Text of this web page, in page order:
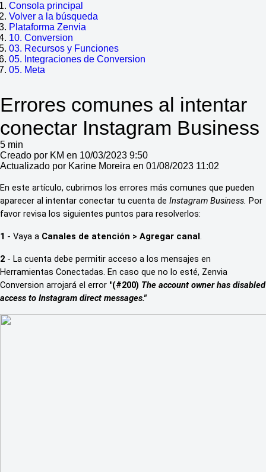
Consola principal
Volver a la búsqueda
Plataforma Zenvia
10. Conversion
03. Recursos y Funciones
05. Integraciones de Conversion
05. Meta
Errores comunes al intentar
conectar Instagram Business
5 min
Creado por KM en 10/03/2023 9:50
Actualizado por Karine Moreira en 01/08/2023 11:02
En este artículo, cubrimos los errores más comunes que pueden
aparecer al intentar conectar tu cuenta de Instagram Business. Por
favor revisa los siguientes puntos para resolverlos:
1 - Vaya a Canales de atención > Agregar canal.
2 - La cuenta debe permitir acceso a los mensajes en
Herramientas Conectadas. En caso que no lo esté, Zenvia
Conversion arrojará el error "(#200) The account owner has disabled
access to Instagram direct messages."